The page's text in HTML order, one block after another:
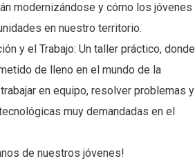
modernizándose y cómo los jóvenes
en nuestro territorio.
y el Trabajo: Un taller práctico, donde
de lleno en el mundo de la
en equipo, resolver problemas y
muy demandadas en el
de nuestros jóvenes!